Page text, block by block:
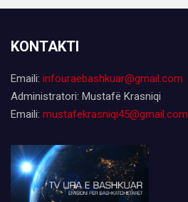
KONTAKTI
Emaili: infouraebashkuar@gmail.com
Administratori: Mustafë Krasniqi
Emaili: mustafekrasniqi45@gmail.com